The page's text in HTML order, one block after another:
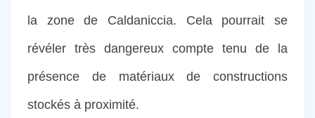
la zone de Caldaniccia. Cela pourrait se
révéler très dangereux compte tenu de la
présence de matériaux de constructions
stockés à proximité.